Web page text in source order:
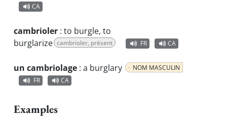
CA
cambrioler : to burgle, to
burglarize cambrioler, présent FR CA
un cambriolage : a burglary
NOM MASCULIN
FR
CA
Examples